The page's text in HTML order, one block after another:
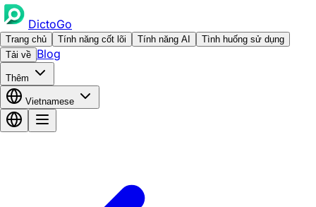
DictoGo
Trang chủ Tính năng cốt lõi Tính năng AI
Tình huống sử dụng
Tải về Blog
Thêm
Vietnamese